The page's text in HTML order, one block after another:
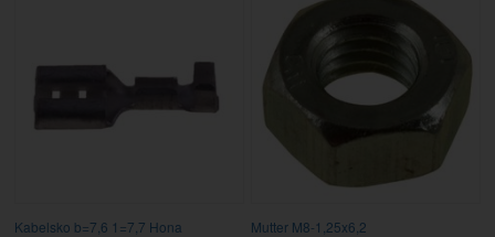
Kabelsko b=7,6 1=7,7 Hona Mutter M8-1,25x6,2